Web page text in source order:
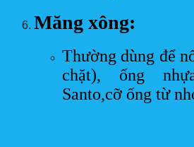
Măng xông:
Thường dùng để
chặt), ống
Santo,cỡ ống từ